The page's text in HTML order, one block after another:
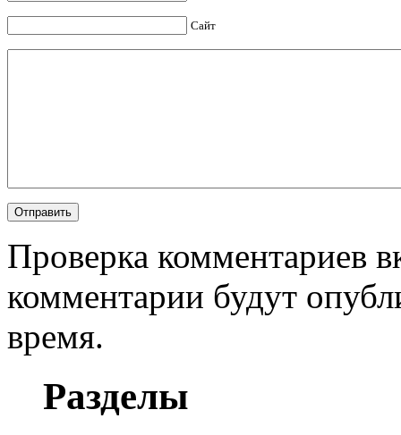
Сайт
Проверка комментариев
комментарии будут
время.
Разделы